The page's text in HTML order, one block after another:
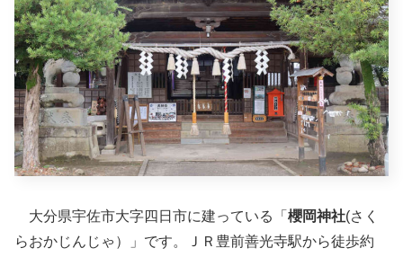
大分県宇佐市大字四日市に建っている「 櫻岡神社(さく
らおかじんじゃ）」です。ＪＲ豊前善光寺駅から徒歩約